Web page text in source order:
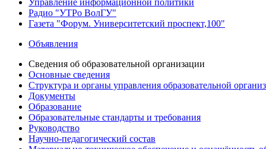
Управление информационной политики
Радио "УТРо ВолГУ"
Газета "Форум. Университетский проспект,100"
Объявления
Сведения об образовательной организации
Основные сведения
Структура и органы управления образовательной
Документы
Образование
Образовательные стандарты и требования
Руководство
Научно-педагогический состав